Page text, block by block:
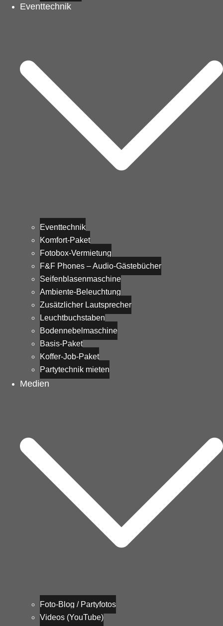
Eventtechnik
Eventtechnik
Komfort-Paket
Fotobox-Vermietung
F&F Phones – Audio-Gästebücher
Seifenblasenmaschine
Ambiente-Beleuchtung
Zusätzlicher Lautsprecher
Leuchtbuchstaben
Bodennebelmaschine
Basis-Paket
Koffer-Job-Paket
Partytechnik mieten
Medien
Foto-Blog / Partyfotos
Videos (YouTube)